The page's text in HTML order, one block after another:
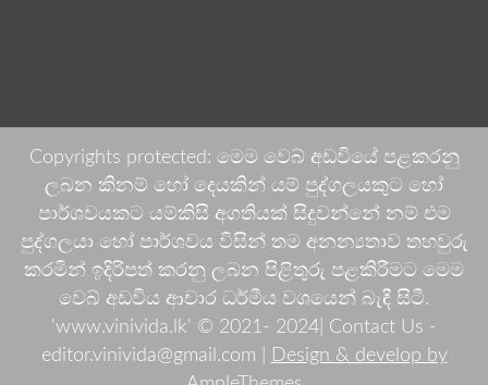
Copyrights protected: මෙම වෙබ් අඩවියේ පළකරනු
ලබන කිනම් හෝ දෙයකින් යම් පුද්ගලයකුට හෝ
පාර්ශවයකට යම්කිසි අගතියක් සිදුවන්නේ නම් එම
පුද්ගලයා හෝ පාර්ශවය විසින් තම අනන්‍යතාව තහවුරු
කරමින් ඉදිරිපත් කරනු ලබන පිළිතුරු පළකිරීමට මෙම
වෙබ් අඩවිය ආචාර ධර්මීය වශයෙන් බැඳී සිටී.
'www.vinivida.lk' © 2021- 2024| Contact Us -
editor.vinivida@gmail.com |
Design & develop by